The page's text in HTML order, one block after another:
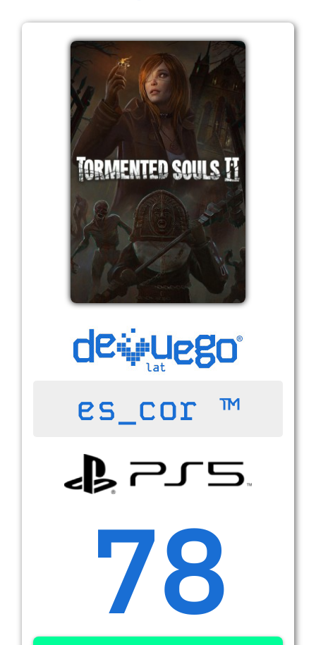
es_cor ™
78